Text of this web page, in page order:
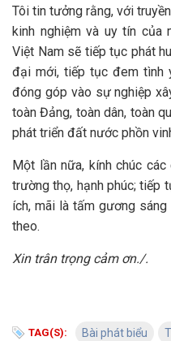
Tôi tin tưởng rằng, với
kinh nghiệm và uy tín của
Việt Nam sẽ tiếp tục phát
đại mới, tiếp tục đem tình
đóng góp vào sự nghiệp
toàn Đảng, toàn dân, toàn
phát triển đất nước phồn
Một lần nữa, kính chúc
trường thọ, hạnh phúc; tiếp
ích, mãi là tấm gương
theo.
Xin trân trọng cảm ơn./.
TAG(S): Bài phát biểu